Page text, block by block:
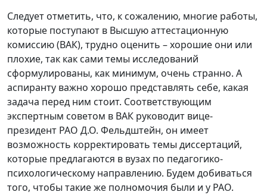
Следует отметить, что, к сожалению, многие работы,
которые поступают в Высшую аттестационную
комиссию (ВАК), трудно оценить – хорошие они или
плохие, так как сами темы исследований
сформулированы, как минимум, очень странно. А
аспиранту важно хорошо представлять себе, какая
задача перед ним стоит. Соответствующим
экспертным советом в ВАК руководит вице-
президент РАО Д.О. Фельдштейн, он имеет
возможность корректировать темы диссертаций,
которые предлагаются в вузах по педагогико-
психологическому направлению. Будем добиваться
того, чтобы такие же полномочия были и у РАО.